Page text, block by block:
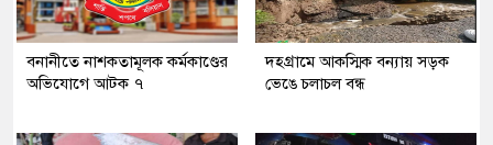
বনানীতে নাশকতামূলক কর্মকাণ্ডের
অভিযোগে আটক ৭
দহগ্রামে আকস্মিক বন্যায় সড়ক
ভেঙে চলাচল বন্ধ